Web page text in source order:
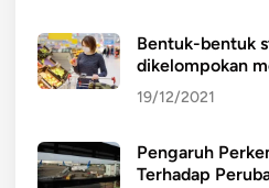
Bentuk-bentuk
dikelompokan
19/12/2021
Pengaruh
Terhadap